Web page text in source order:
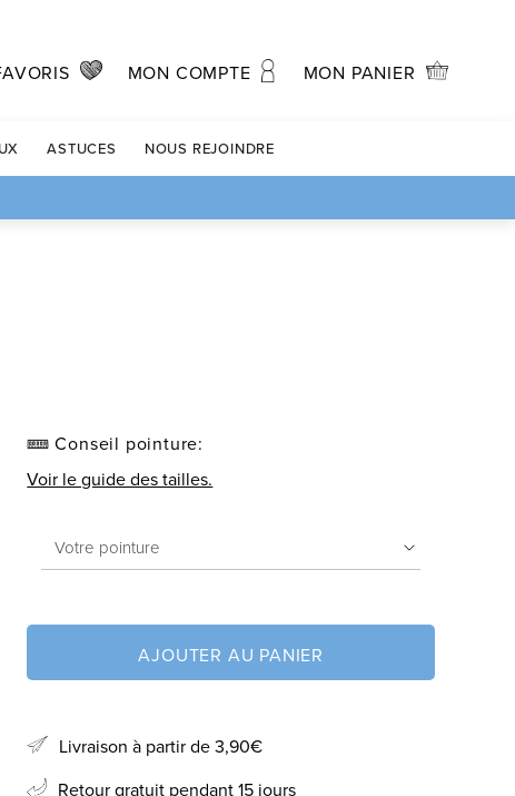
MON COMPTE MON PANIER
ASTUCES NOUS REJOINDRE
Conseil pointure:
Voir le guide des tailles.
AJOUTER AU PANIER
Livraison à partir de 3,90€
Retour gratuit pendant 15 jours